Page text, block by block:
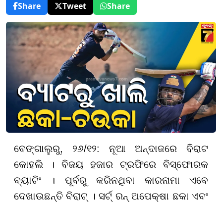
Share
Tweet Share
ବେଙ୍ଗାଲୁରୁ, ୨୬/୧୨: ନୂଆ ଅନ୍ଦାଜରେ ବିରାଟ
କୋହଲି । ବିଜୟ ହଜାର ଟ୍ରଫିରେ ବିସ୍ଫୋରକ
ବ୍ୟାଟିଂ । ପୂର୍ବରୁ କରିନଥିବା କାରନାମା ଏବେ
ଦେଖାଉଛନ୍ତି ବିରାଟ୍ । ସର୍ଟ୍ ରନ୍ ଅପେକ୍ଷା ଛକା ଏବଂ